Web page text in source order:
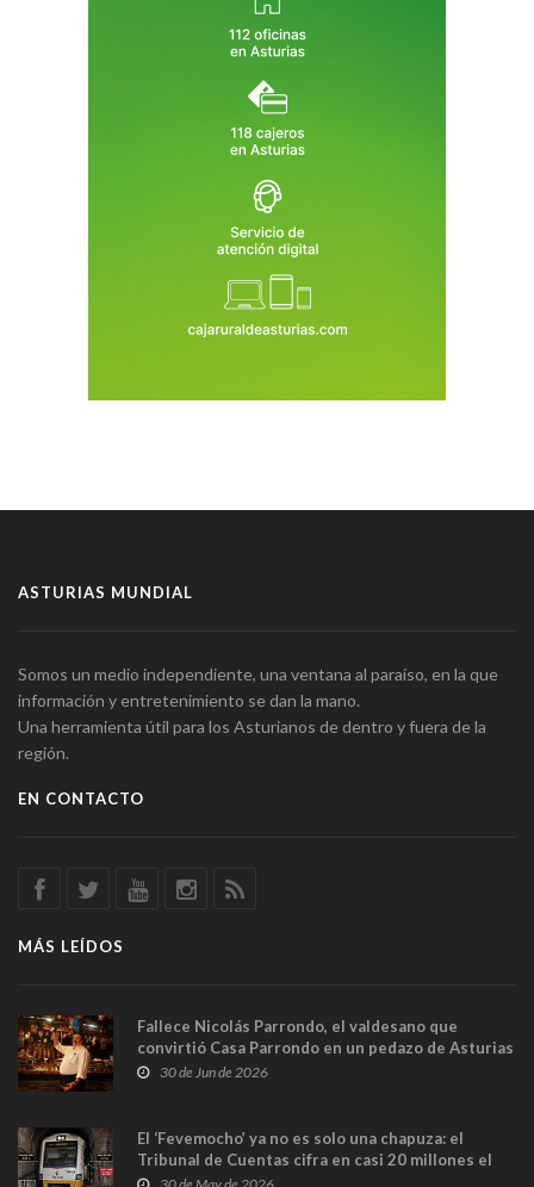
ASTURIAS MUNDIAL
Somos un medio independiente, una ventana al paraíso, en la que
información y entretenimiento se dan la mano.
Una herramienta útil para los Asturianos de dentro y fuera de la
región.
EN CONTACTO
MÁS LEÍDOS
Fallece Nicolás Parrondo, el valdesano que
convirtió Casa Parrondo en un pedazo de Asturias
en Madrid
30 de Jun de 2026
El ‘Fevemocho’ ya no es solo una chapuza: el
Tribunal de Cuentas cifra en casi 20 millones el
sobrecoste de los trenes que no cabían por los